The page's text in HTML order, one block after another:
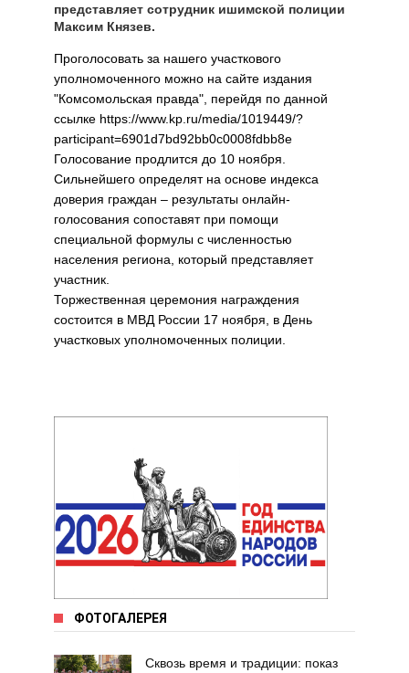
представляет сотрудник ишимской полиции
Максим Князев.
Проголосовать за нашего участкового
уполномоченного можно на сайте издания
"Комсомольская правда", перейдя по данной
ссылке https://www.kp.ru/media/1019449/?
participant=6901d7bd92bb0c0008fdbb8e
Голосование продлится до 10 ноября.
Сильнейшего определят на основе индекса
доверия граждан – результаты онлайн-
голосования сопоставят при помощи
специальной формулы с численностью
населения региона, который представляет
участник.
Торжественная церемония награждения
состоится в МВД России 17 ноября, в День
участковых уполномоченных полиции.
ФОТОГАЛЕРЕЯ
Сквозь время и традиции: показ